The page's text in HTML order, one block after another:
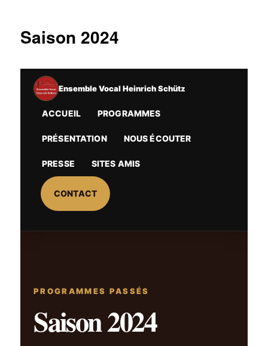
Saison 2024
Ensemble Vocal Heinrich Schütz
ACCUEIL PROGRAMMES
PRÉSENTATION NOUS ÉCOUTER
PRESSE SITES AMIS
CONTACT
PROGRAMMES PASSÉS
Saison 2024